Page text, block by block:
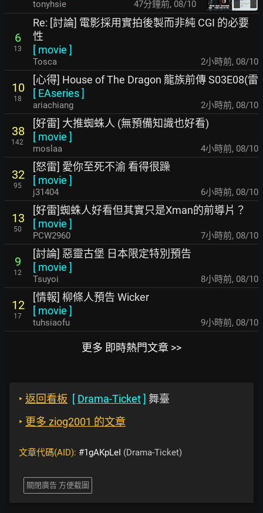
tonyhsie 47分鐘前, 08/10
6
13
Re: [討論] 電影採用實拍後製而非純 CGI 的必要
性
[ movie ]
Tosca 2小時前, 08/10
10
18
[心得] House of The Dragon 龍族前傳 S03E08(雷
[ EAseries]
ariachiang 2小時前, 08/10
38
142
[好雷] 大推蜘蛛人 (無預備知識也好看)
[ movie ]
moslaa 4小時前, 08/10
32
95
[怒雷] 愛你至死不渝 看得很躁
[ movie ]
j31404 6小時前, 08/10
13
50
[好雷]蜘蛛人好看但其實只是Xman的前導片？
[ movie ]
PCW2960 7小時前, 08/10
9
12
[討論] 惡靈古堡 日本限定特別預告
[ movie ]
Tsuyoi 8小時前, 08/10
12
17
[情報] 柳條人預告 Wicker
[ movie ]
tuhsiaofu 9小時前, 08/10
更多 即時熱門文章 >>
‣ 返回看板 [ Drama-Ticket] 舞臺
‣ 更多 ziog2001 的文章
文章代碼(AID): #1gAKpLeI (Drama-Ticket)
關閉廣告 方便截圖